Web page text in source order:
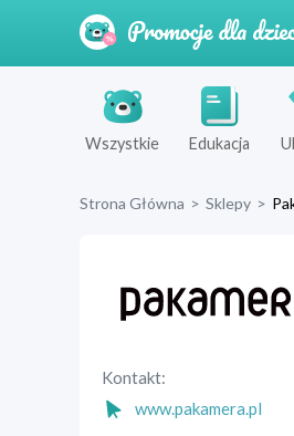
Wszystkie Edukacja
Strona Główna > Sklepy >
Kontakt:
www.pakamera.pl